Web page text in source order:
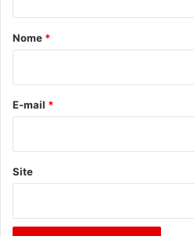
r
*
Nome *
E-mail *
Site